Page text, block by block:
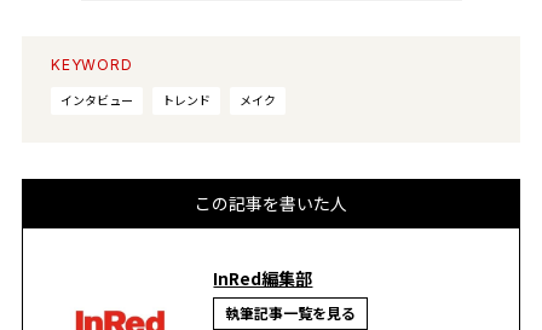
KEYWORD
インタビュー
トレンド メイク
この記事を書いた人
InRed編集部
執筆記事一覧を見る